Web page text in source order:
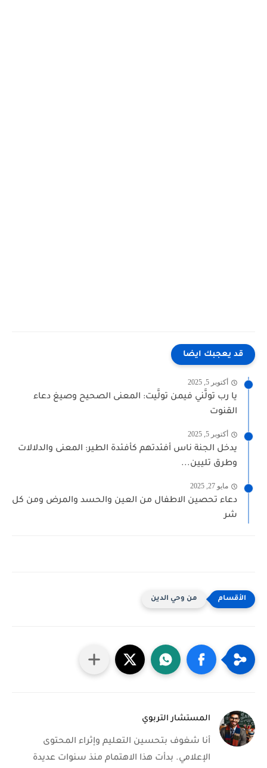
قد يعجبك ايضا
أكتوبر 5, 2025
يا رب تولَّني فيمن تولَّيت: المعنى الصحيح وصيغ دعاء
القنوت
أكتوبر 5, 2025
يدخل الجنة ناس أفئدتهم كأفئدة الطير: المعنى والدلالات
وطرق تليين...
مايو 27, 2025
دعاء تحصين الاطفال من العين والحسد والمرض ومن كل
شر
من وحي الدين
المستشار التربوي
أنا شغوف بتحسين التعليم وإثراء المحتوى
الإعلامي. بدأت هذا الاهتمام منذ سنوات عديدة